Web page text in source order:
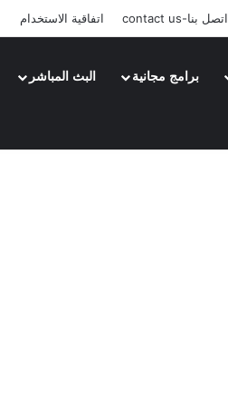
اتصل بنا-contact us اتفاقية الاستخدام
برامج مجانية البث المباشر